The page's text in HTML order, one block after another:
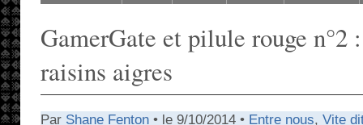
GamerGate et pilule rouge n°2
raisins aigres
Par Shane Fenton • le 9/10/2014 • Entre nous, Vite